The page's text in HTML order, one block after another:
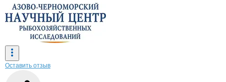
Оставить отзыв